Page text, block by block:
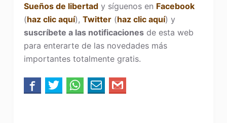
Sueños de libertady síguenos en Facebook
(haz clic aquí), Twitter(haz clic aquí) y
suscríbete a las notificacionesde esta web
para enterarte de las novedades más
importantes totalmente gratis.